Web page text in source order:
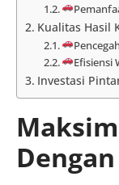
Kualitas Hasil
Efisiensi
Investasi